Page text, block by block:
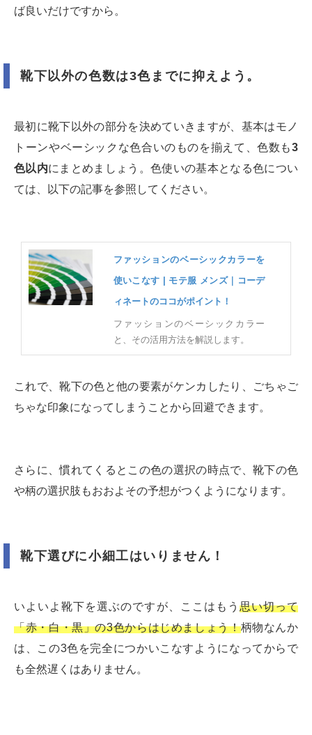
ば良いだけですから。
靴下以外の色数は3色までに抑えよう。
最初に靴下以外の部分を決めていきますが、基本はモノ
トーンやベーシックな色合いのものを揃えて、色数も3
色以内にまとめましょう。色使いの基本となる色につい
ては、以下の記事を参照してください。
ファッションのベーシックカラーを
使いこなす | モテ服 メンズ｜コーデ
ィネートのココがポイント！
ファッションのベーシックカラー
と、その活用方法を解説します。
これで、靴下の色と他の要素がケンカしたり、ごちゃご
ちゃな印象になってしまうことから回避できます。
さらに、慣れてくるとこの色の選択の時点で、靴下の色
や柄の選択肢もおおよその予想がつくようになります。
靴下選びに小細工はいりません！
いよいよ靴下を選ぶのですが、ここはもう 思い切って
「赤・白・黒」の3色からはじめましょう！柄物なんか
は、この3色を完全につかいこなすようになってからで
も全然遅くはありません。